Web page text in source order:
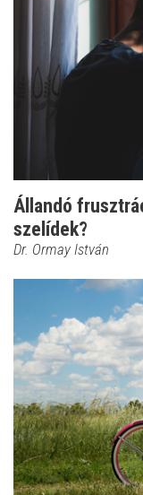
Állandó
szelídek?
Dr. Ormay István